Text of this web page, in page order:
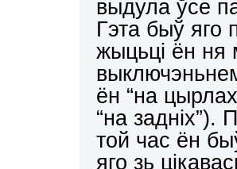
выдула ўсе
Гэта быў яго
жыцьці ён ня
ён “на
“на задніх”).
той час ён
яго зь